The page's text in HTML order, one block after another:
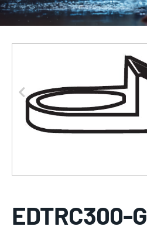
EDTRC300-G